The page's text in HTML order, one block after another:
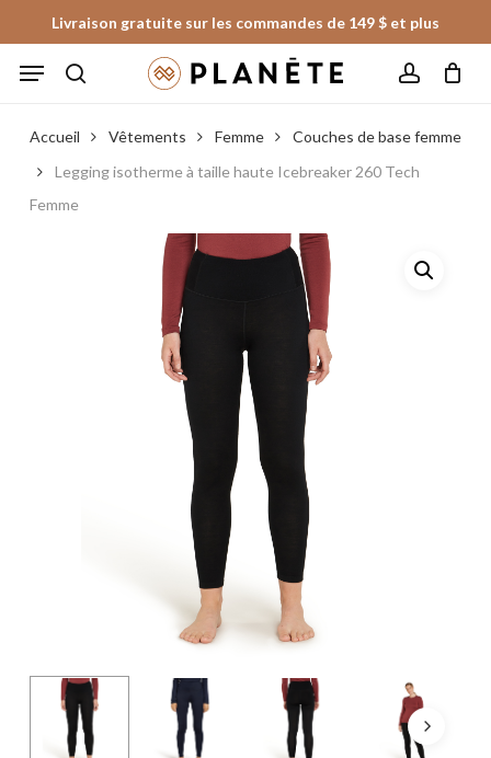
to
main
Livraison gratuite sur les commandes de 149 $ et plus
Menu
Fermer
le
panier
Accueil Vêtements Femme
Couches de base femme
Legging isotherme à taille haute Icebreaker 260 Tech
Femme